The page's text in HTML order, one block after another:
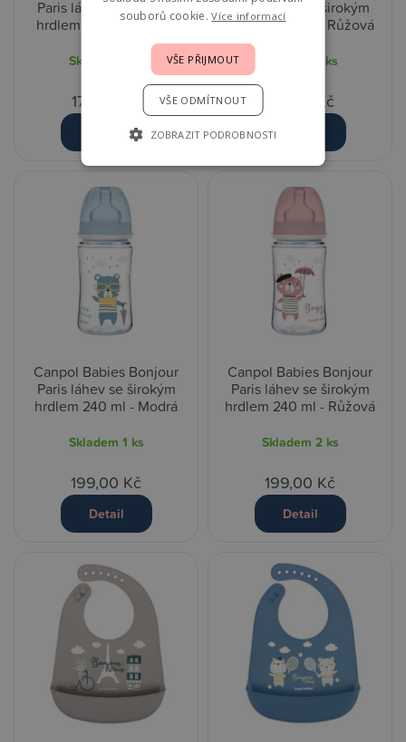
Paris láhev se širokým
hrdlem 120 ml - Modrá
Skladem
179,00 Kč
Paris láhev se širokým
hrdlem 120 ml - Růžová
1 ks
179,00 Kč
Canpol Babies Bonjour
Paris láhev se širokým
hrdlem 240 ml - Modrá
Skladem 1 ks
199,00 Kč
Detail
Canpol Babies Bonjour
Paris láhev se širokým
hrdlem 240 ml - Růžová
Skladem 2 ks
199,00 Kč
Detail
souborů cookie.Více informací
VŠE PŘIJMOUT
VŠE ODMÍTNOUT
ZOBRAZIT PODROBNOSTI